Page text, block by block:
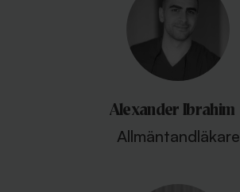
Alexander Ibrahim
Allmäntandläkare